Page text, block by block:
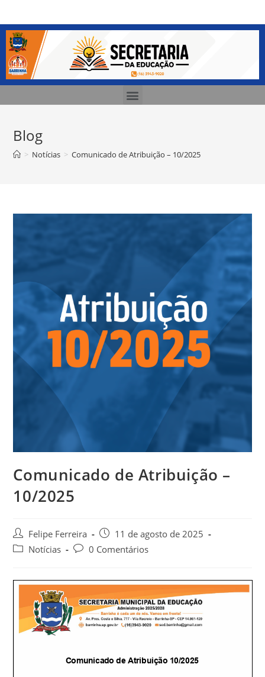
Blog
> Notícias > Comunicado de Atribuição – 10/2025
Comunicado de Atribuição –
10/2025
Felipe Ferreira
11 de agosto de 2025
Notícias
0 Comentários